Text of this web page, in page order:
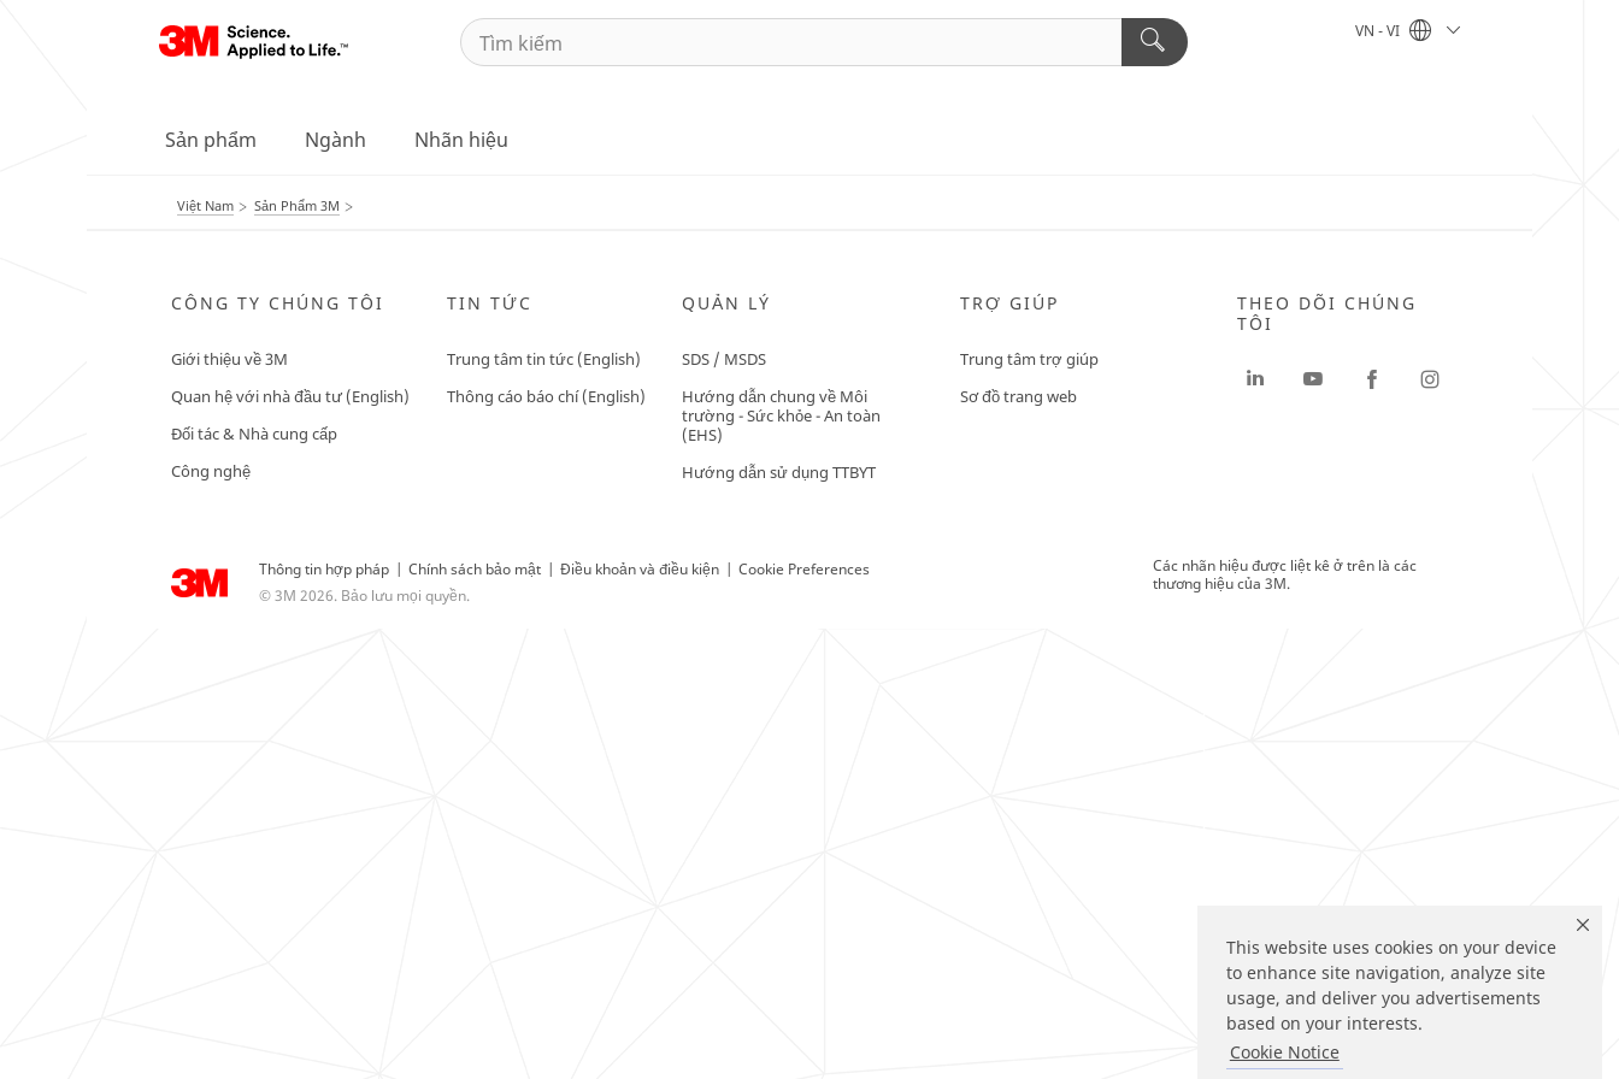
This website uses cookies on your device
to enhance site navigation, analyze site
usage, and deliver you advertisements
based on your interests.
Cookie Notice
VN - VI
Sản phẩm Ngành Nhãn hiệu
Việt Nam Sản Phẩm 3M
CÔNG TY CHÚNG TÔI
Giới thiệu về 3M
Quan hệ với nhà đầu tư (English)
Đối tác & Nhà cung cấp
Công nghệ
TIN TỨC
Trung tâm tin tức (English)
Thông cáo báo chí (English)
QUẢN LÝ
SDS / MSDS
Hướng dẫn chung về Môi
trường - Sức khỏe - An toàn
(EHS)
Hướng dẫn sử dụng TTBYT
TRỢ GIÚP
Trung tâm trợ giúp
Sơ đồ trang web
Thông tin hợp pháp | Chính sách bảo mật | Điều khoản và điều kiện | Cookie Preferences
© 3M 2026. Bảo lưu mọi quyền.
THEO DÕI CHÚNG
TÔI
Các nhãn hiệu được liệt kê ở trên là các
thương hiệu của 3M.